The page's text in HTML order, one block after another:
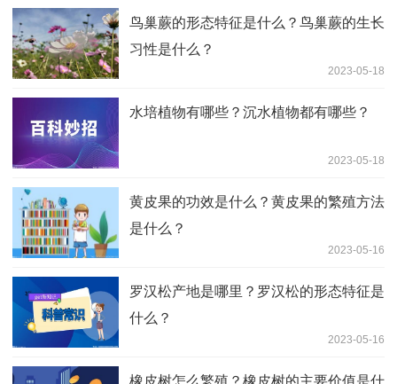
鸟巢蕨的形态特征是什么？鸟巢蕨的生长
习性是什么？
2023-05-18
水培植物有哪些？沉水植物都有哪些？
2023-05-18
黄皮果的功效是什么？黄皮果的繁殖方法
是什么？
2023-05-16
罗汉松产地是哪里？罗汉松的形态特征是
什么？
2023-05-16
橡皮树怎么繁殖？橡皮树的主要价值是什